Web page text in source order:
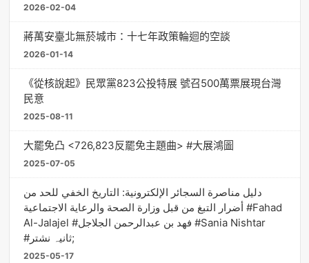
2026-02-04
蔣萬安臺北無菸城市：十七年政策輪迴的空談
2026-01-14
《從核說起》民眾黨823公投特展 號召500萬票展現台灣
民意
2025-08-11
大罷免凸 <726,823反罷免主題曲> #大展鴻圖
2025-07-05
دليل مناصرة السجائر الإلكترونية: التاريخ الخفي للحد من
أضرار التبغ من قبل وزارة الصحة والرعاية الاجتماعية #Fahad
Al-Jalajel #فهد بن عبدالرحمن الجلاجل #Sania Nishtar
#ثانیہ نشتر;
2025-05-17